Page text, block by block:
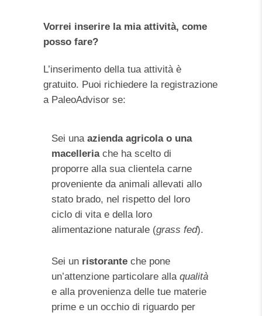
Vorrei inserire la mia attività, come
posso fare?
L’inserimento della tua attività è
gratuito. Puoi richiedere la registrazione
a PaleoAdvisor se:
Sei una azienda agricola o una
macelleriache ha scelto di
proporre alla sua clientela carne
proveniente da animali allevati allo
stato brado, nel rispetto del loro
ciclo di vita e della loro
alimentazione naturale (grass fed).
Sei un ristorante che pone
un’attenzione particolare alla qualità
e alla provenienza delle tue materie
prime e un occhio di riguardo per